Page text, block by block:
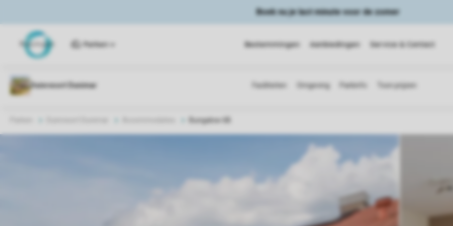
Boek nu je last minute voor de zomer
Parken Bestemmingen Aanbiedingen Service & Contact
Bungalow 6B